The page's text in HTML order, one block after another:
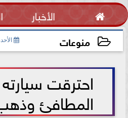
 الأخبار
منوعات الأحد، 6 يونيو
احترقت
المطافئ